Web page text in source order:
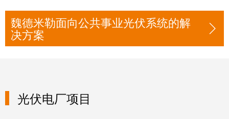
服
务
调
配
并
举
保
供
生
魏德米勒面向公共事业光伏系统的解
决方案
光伏电厂项目